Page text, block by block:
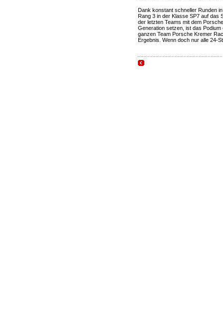
Dank konstant schneller Runden
Rang 3 in der Klasse SP7 auf das
der letzten Teams mit dem
Generation setzen, ist das
ganzen Team Porsche Kremer
Ergebnis. Wenn doch nur alle 24-